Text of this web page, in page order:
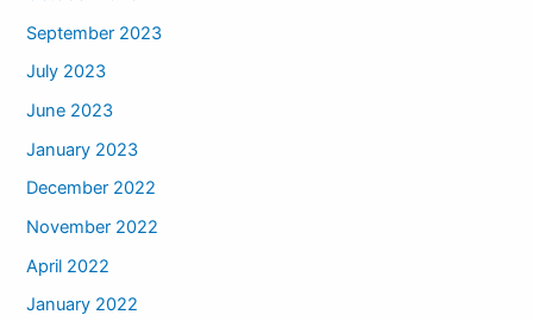
September 2023
July 2023
June 2023
January 2023
December 2022
November 2022
April 2022
January 2022